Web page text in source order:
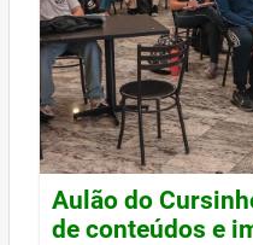
Aulão do
de conteúdos e